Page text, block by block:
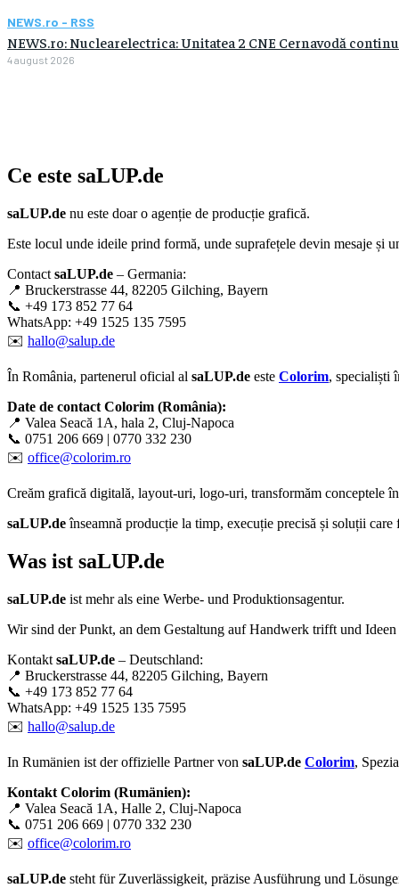
NEWS.ro - RSS
NEWS.ro: Nuclearelectrica: Unitatea 2 CNE Cernavodă
4 august 2026
Ce este saLUP.de
saLUP.de nu este doar o agenție de producție grafică.
Este locul unde ideile prind formă, unde suprafețele devin mesaje și
Contact saLUP.de – Germania:
📍 Bruckerstrasse 44, 82205 Gilching, Bayern
📞 +49 173 852 77 64
WhatsApp: +49 1525 135 7595
✉️ hallo@salup.de
În România, partenerul oficial al saLUP.de este Colorim, specialiști
Date de contact Colorim (România):
📍 Valea Seacă 1A, hala 2, Cluj-Napoca
📞 0751 206 669 | 0770 332 230
✉️ office@colorim.ro
Creăm grafică digitală, layout-uri, logo-uri, transformăm conceptele
saLUP.deînseamnă producție la timp, execuție precisă și soluții
Was ist saLUP.de
saLUP.de ist mehr als eine Werbe- und Produktionsagentur.
Wir sind der Punkt, an dem Gestaltung auf Handwerk trifft und
Kontakt saLUP.de – Deutschland:
📍 Bruckerstrasse 44, 82205 Gilching, Bayern
📞 +49 173 852 77 64
WhatsApp: +49 1525 135 7595
✉️ hallo@salup.de
In Rumänien ist der offizielle Partner von saLUP.de Colorim,
Kontakt Colorim (Rumänien):
📍 Valea Seacă 1A, Halle 2, Cluj-Napoca
📞 0751 206 669 | 0770 332 230
✉️ office@colorim.ro
saLUP.de steht für Zuverlässigkeit, präzise Ausführung und